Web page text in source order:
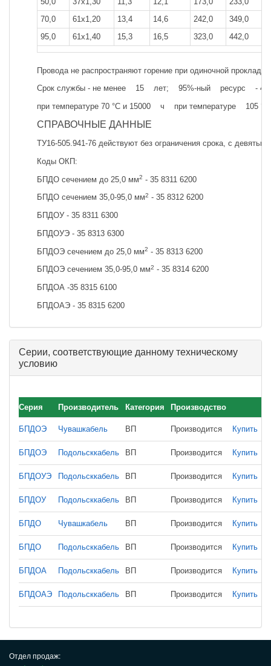
70,0
61x1,20 13,4 14,6 242,0 349,0
95,0
61x1,40 15,3 16,5 323,0 442,0
Провода не распространяют горение при одиночной прокладке.
Срок службы - не менее 15 лет; 95%-ный ресурс -
при температуре 70 °С и 15000 ч при температуре 105 °С.
СПРАВОЧНЫЕ ДАННЫЕ
ТУ16-505.941-76 действуют без ограничения срока, с девятью
Коды ОКП:
БПДО сечением до 25,0 мм2 - 35 8311 6200
БПДО сечением 35,0-95,0 мм2 - 35 8312 6200
БПДОУ - 35 8311 6300
БПДОУЭ - 35 8313 6300
БПДОЭ сечением до 25,0 мм2 - 35 8313 6200
БПДОЭ сечением 35,0-95,0 мм2 - 35 8314 6200
БПДОА -35 8315 6100
БПДОАЭ - 35 8315 6200
Серии, соответствующие данному техническому
условию
Серия Производитель Категория Производство
БПДОЭ Чувашкабель ВП Производится Купить
БПДОЭ Подольсккабель ВП Производится Купить
БПДОУЭ Подольсккабель ВП Производится Купить
БПДОУ Подольсккабель ВП Производится Купить
БПДО Чувашкабель ВП Производится Купить
БПДО Подольсккабель ВП Производится Купить
БПДОА Подольсккабель ВП Производится Купить
БПДОАЭ Подольсккабель ВП Производится Купить
Отдел продаж: